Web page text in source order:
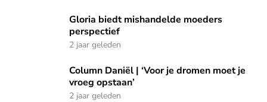
Gloria biedt mishandelde moeders perspectief
Gloria biedt mishandelde moeders
perspectief
2 jaar geleden
Column Daniël | ‘Voor je dromen moet je vroeg opstaan’
Column Daniël | ‘Voor je dromen moet je
vroeg opstaan’
2 jaar geleden